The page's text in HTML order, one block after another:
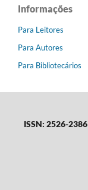
Informações
Para Leitores
Para Autores
Para Bibliotecários
ISSN: 2526-2386